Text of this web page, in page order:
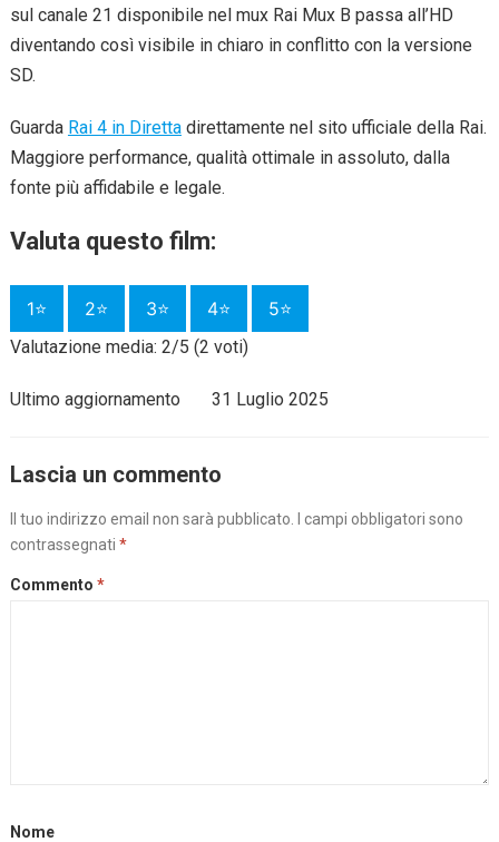
sul canale 21 disponibile nel mux Rai Mux B passa all’HD
diventando così visibile in chiaro in conflitto con la versione
SD.
Guarda Rai 4 in Direttadirettamente nel sito ufficiale della Rai.
Maggiore performance, qualità ottimale in assoluto, dalla
fonte più affidabile e legale.
Valuta questo film:
1⭐ 2⭐ 3⭐ 4⭐ 5⭐
Valutazione media: 2/5 (2 voti)
Ultimo aggiornamento 31 Luglio 2025
Lascia un commento
Il tuo indirizzo email non sarà pubblicato.
I campi obbligatori sono
contrassegnati *
Commento *
Nome